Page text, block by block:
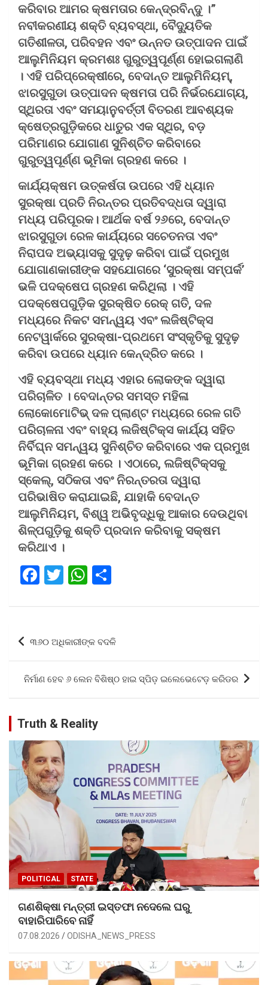
କରିବାର ଆମର କ୍ଷମତାର କେନ୍ଦ୍ରବିନ୍ଦୁ ।”
ନବୀକରଣୀୟ ଶକ୍ତି ବ୍ୟବସ୍ଥା, ବୈଦ୍ୟୁତିକ
ଗତିଶୀଳତା, ପରିବହନ ଏବଂ ଉନ୍ନତ ଉତ୍ପାଦନ ପାଇଁ
ଆଲୁମିନିୟମ କ୍ରମଶଃ ଗୁରୁତ୍ୱପୂର୍ଣ୍ଣ ହୋଇଗଲାଣି
। ଏହି ପରିପ୍ରେକ୍ଷୀରେ, ବେଦାନ୍ତ ଆଲୁମିନିୟମ୍‌,
ଝାରସୁଗୁଡା ଉତ୍ପାଦନ କ୍ଷମତା ପରି ନିର୍ଭରଯୋଗ୍ୟ,
ସ୍ଥିରତା ଏବଂ ସମୟାନୁବର୍ତ୍ତୀ ବିତରଣ ଆବଶ୍ୟକ
କ୍ଷେତ୍ରଗୁଡ଼ିକରେ ଧାତୁର ଏକ ସ୍ଥିର, ବଡ଼
ପରିମାଣର ଯୋଗାଣ ସୁନିଶ୍ଚିତ କରିବାରେ
ଗୁରୁତ୍ୱପୂର୍ଣ୍ଣ ଭୂମିକା ଗ୍ରହଣ କରେ ।
କାର୍ଯ୍ୟକ୍ଷମ ଉତ୍କର୍ଷତା ଉପରେ ଏହି ଧ୍ୟାନ
ସୁରକ୍ଷା ପ୍ରତି ନିରନ୍ତର ପ୍ରତିବଦ୍ଧତା ଦ୍ୱାରା
ମଧ୍ୟ ପରିପୂରକ। ଆର୍ଥକ ବର୍ଷ ୨୬ରେ, ବେଦାନ୍ତ
ଝାରସୁଗୁଡା ରେଳ କାର୍ଯ୍ୟରେ ସଚେତନତା ଏବଂ
ନିରାପଦ ଅଭ୍ୟାସକୁ ସୁଦୃଢ଼ କରିବା ପାଇଁ ପ୍ରମୁଖ
ଯୋଗାଣକାରୀଙ୍କ ସହଯୋଗରେ ‘ସୁରକ୍ଷା ସମ୍ପର୍କ’
ଭଳି ପଦକ୍ଷେପ ଗ୍ରହଣ କରିଥିଲା । ଏହି
ପଦକ୍ଷେପଗୁଡ଼ିକ ସୁରକ୍ଷିତ ରେକ୍ ଗତି, ଦଳ
ମଧ୍ୟରେ ନିକଟ ସମନ୍ୱୟ ଏବଂ ଲଜିଷ୍ଟିକ୍ସ
ନେଟୱାର୍କରେ ସୁରକ୍ଷା-ପ୍ରଥମେ ସଂସ୍କୃତିକୁ ସୁଦୃଢ଼
କରିବା ଉପରେ ଧ୍ୟାନ କେନ୍ଦ୍ରିତ କରେ ।
ଏହି ବ୍ୟବସ୍ଥା ମଧ୍ୟ ଏହାର ଲୋକଙ୍କ ଦ୍ୱାରା
ପରିଚାଳିତ । ବେଦାନ୍ତର ସମସ୍ତ ମହିଳା
ଲୋକୋମୋଟିଭ୍ ଦଳ ପ୍ଲାଣ୍ଟ ମଧ୍ୟରେ ରେଳ ଗତି
ପରିଚାଳନା ଏବଂ ବାହ୍ୟ ଲଜିଷ୍ଟିକ୍ସ କାର୍ଯ୍ୟ ସହିତ
ନିର୍ବିଘ୍ନ ସମନ୍ୱୟ ସୁନିଶ୍ଚିତ କରିବାରେ ଏକ ପ୍ରମୁଖ
ଭୂମିକା ଗ୍ରହଣ କରେ । ଏଠାରେ, ଲଜିଷ୍ଟିକ୍ସକୁ
ସ୍କେଲ୍‌, ସଠିକତା ଏବଂ ନିରନ୍ତରତା ଦ୍ୱାରା
ପରିଭାଷିତ କରାଯାଇଛି, ଯାହାକି ବେଦାନ୍ତ
ଆଲୁମିନିୟମ, ବିଶ୍ୱ ଅଭିବୃଦ୍ଧିକୁ ଆକାର ଦେଉଥିବା
ଶିଳ୍ପଗୁଡ଼ିକୁ ଶକ୍ତି ପ୍ରଦାନ କରିବାକୁ ସକ୍ଷମ
କରିଥାଏ ।
F
ce
o
o
k
T
tt
W
at
A
p
p
ar
e
Post
navigation
୩୬୦ ଅଧିକାରୀଙ୍କ ବଦଳି
ନିର୍ମାଣ ହେବ ୬ ଲେନ ବିଶିଷ୍ଠ ହାଇ ସ୍ପିଡ଼ ଇଲେଭେଟେଡ଼ କରିଡର
Truth & Reality
POLITICAL STATE
ଗଣଶିକ୍ଷା ମନ୍ତ୍ରୀ ଇସ୍ତଫା ନଦେଲେ ଘରୁ
ବାହାରିପାରିବେ ନାହିଁ
07.08.2026 ODISHA_NEWS_PRESS